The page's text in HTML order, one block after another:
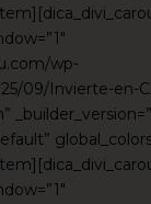
wp-
09/Invierte-en-